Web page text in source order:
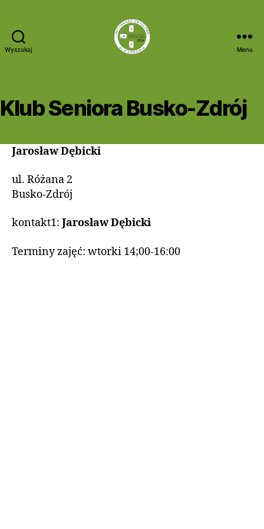
Wyszukaj Menu
Klub Seniora Busko-Zdrój
Jarosław Dębicki
ul. Różana 2
Busko-Zdrój
kontakt1: Jarosław Dębicki
Terminy zajęć: wtorki 14;00-16:00